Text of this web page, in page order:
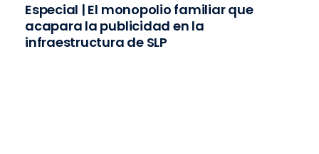
Especial | El monopolio familiar que
acapara la publicidad en la
infraestructura de SLP